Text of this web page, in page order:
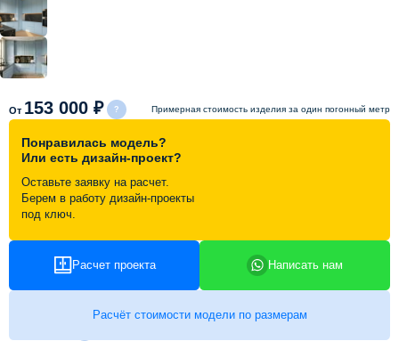
Рассрочка и кредит
Схема работы
Акции и скидки
Портфолио
Видеоотзывы
Статьи
От 153 000 ₽ Примерная стоимость изделия за один погонный метр
Понравилась модель?
Или есть дизайн-проект?
Оставьте заявку на расчет.
Берем в работу дизайн-проекты
под ключ.
Расчет проекта Написать нам
Расчёт стоимости модели по размерам